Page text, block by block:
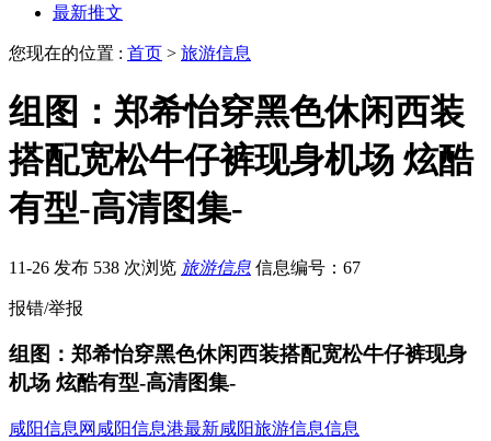
最新推文
您现在的位置 : 首页 > 旅游信息
组图：郑希怡穿黑色休闲西装
搭配宽松牛仔裤现身机场 炫酷
有型-高清图集-
11-26 发布 538 次浏览 旅游信息 信息编号：67
报错/举报
组图：郑希怡穿黑色休闲西装搭配宽松牛仔裤现身
机场 炫酷有型-高清图集-
咸阳信息网 咸阳信息港最新咸阳旅游信息信息